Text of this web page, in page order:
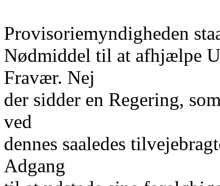
Provisoriemyndigheden
Nødmiddel til at afhjælpe
Fravær. Nej
der sidder en Regering,
ved
dennes saaledes
Adgang